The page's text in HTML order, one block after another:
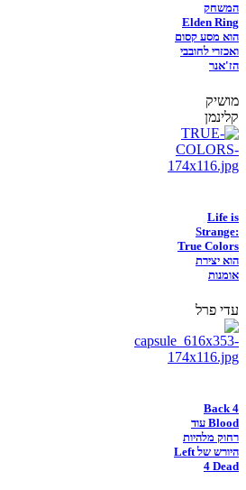
המשחק
Elden Ring
הוא מסע קסום
ואכזרי לחובבי
הז'אנר
מושיק
קלינמן
Life is
Strange:
True Colors
הוא יצירת
אומנות
עדי פרל
Back 4
Blood עוד
רחוק מלהיות
היורש של Left
4 Dead